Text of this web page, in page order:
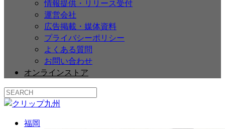
情報提供・リリース受付
運営会社
広告掲載・媒体資料
プライバシーポリシー
よくある質問
お問い合わせ
オンラインストア
福岡